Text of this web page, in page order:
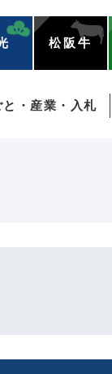
松阪牛
と・産業・入札